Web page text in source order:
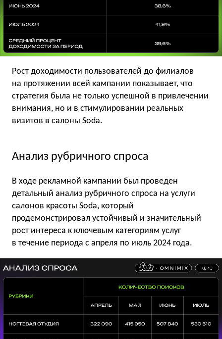
Рост доходимости пользователей до филиалов
на протяжении всей кампании показывает, что
стратегия была не только успешной в привлечении
внимания, но и в стимулировании реальных
визитов в салоны Soda.
Анализ рубричного спроса
В ходе рекламной кампании был проведен
детальный анализ рубричного спроса на услуги
салонов красоты Soda, который
продемонстрировал устойчивый и значительный
рост интереса к ключевым категориям услуг
в течение периода с апреля по июль 2024 года.